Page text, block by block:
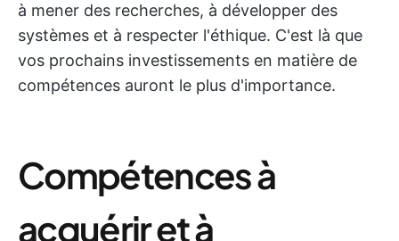
à mener des recherches, à développer des
systèmes et à respecter l'éthique. C'est là que
vos prochains investissements en matière de
compétences auront le plus d'importance.
Compétences à
acquérir et à